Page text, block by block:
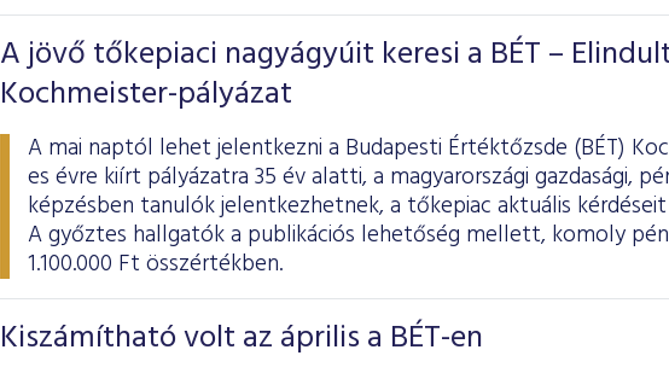
A jövő tőkepiaci nagyágyúit keresi a BÉT –
Kochmeister-pályázat
A mai naptól lehet jelentkezni a Budapesti Értéktőzsde (BÉT)
es évre kiírt pályázatra 35 év alatti, a magyarországi gazdasági,
képzésben tanulók jelentkezhetnek, a tőkepiac aktuális
A győztes hallgatók a publikációs lehetőség mellett, komoly
1.100.000 Ft összértékben.
Kiszámítható volt az április a BÉT-en